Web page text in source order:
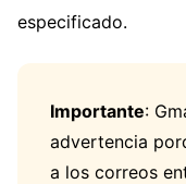
especificado.
Importante:
advertencia
a los correos